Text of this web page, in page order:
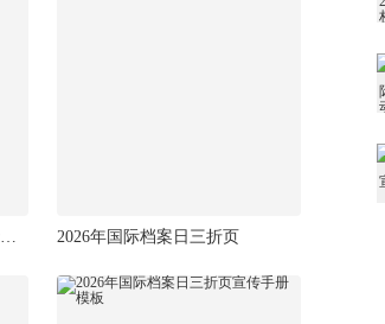
2026年第19个国际档案日三折页宣传单 2026年国际档案日三折页